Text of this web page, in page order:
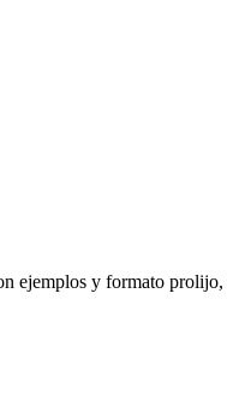
ejemplos y formato prolijo,